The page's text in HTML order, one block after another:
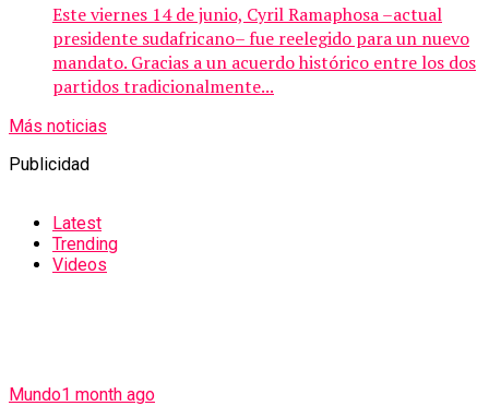
Este viernes 14 de junio, Cyril Ramaphosa –actual
presidente sudafricano– fue reelegido para un nuevo
mandato. Gracias a un acuerdo histórico entre los dos
partidos tradicionalmente...
Más noticias
Publicidad
Latest
Trending
Videos
Mundo1 month ago